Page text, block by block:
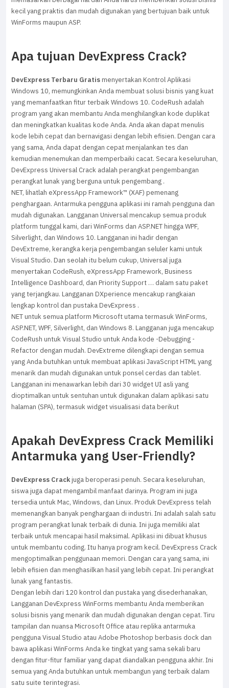
kecil yang praktis dan mudah digunakan yang bertujuan baik untuk
WinForms maupun ASP.
Apa tujuan DevExpress Crack?
DevExpress Terbaru Gratismenyertakan Kontrol Aplikasi
Windows 10, memungkinkan Anda membuat solusi bisnis yang kuat
yang memanfaatkan fitur terbaik Windows 10. CodeRush adalah
program yang akan membantu Anda menghilangkan kode duplikat
dan meningkatkan kualitas kode Anda. Anda akan dapat menulis
kode lebih cepat dan bernavigasi dengan lebih efisien. Dengan cara
yang sama, Anda dapat dengan cepat menjalankan tes dan
kemudian menemukan dan memperbaiki cacat. Secara keseluruhan,
DevExpress Universal Crack adalah perangkat pengembangan
perangkat lunak yang berguna untuk pengembang .
NET, lihatlah eXpressApp Framework™ (XAF) pemenang
penghargaan. Antarmuka pengguna aplikasi ini ramah pengguna dan
mudah digunakan. Langganan Universal mencakup semua produk
platform tunggal kami, dari WinForms dan ASP.NET hingga WPF,
Silverlight, dan Windows 10. Langganan ini hadir dengan
DevExtreme, kerangka kerja pengembangan seluler kami untuk
Visual Studio. Dan seolah itu belum cukup, Universal juga
menyertakan CodeRush, eXpressApp Framework, Business
Intelligence Dashboard, dan Priority Support … dalam satu paket
yang terjangkau. Langganan DXperience mencakup rangkaian
lengkap kontrol dan pustaka DevExpress .
NET untuk semua platform Microsoft utama termasuk WinForms,
ASP.NET, WPF, Silverlight, dan Windows 8. Langganan juga mencakup
CodeRush untuk Visual Studio untuk Anda kode -Debugging -
Refactor dengan mudah. DevExtreme dilengkapi dengan semua
yang Anda butuhkan untuk membuat aplikasi JavaScript HTML yang
menarik dan mudah digunakan untuk ponsel cerdas dan tablet.
Langganan ini menawarkan lebih dari 30 widget UI asli yang
dioptimalkan untuk sentuhan untuk digunakan dalam aplikasi satu
halaman (SPA), termasuk widget visualisasi data berikut
Apakah DevExpress Crack Memiliki
Antarmuka yang User-Friendly?
DevExpress Crackjuga beroperasi penuh. Secara keseluruhan,
siswa juga dapat mengambil manfaat darinya. Program ini juga
tersedia untuk Mac, Windows, dan Linux. Produk DevExpress telah
memenangkan banyak penghargaan di industri. Ini adalah salah satu
program perangkat lunak terbaik di dunia. Ini juga memiliki alat
terbaik untuk mencapai hasil maksimal. Aplikasi ini dibuat khusus
untuk membantu coding. Itu hanya program kecil. DevExpress Crack
mengoptimalkan penggunaan memori. Dengan cara yang sama, ini
lebih efisien dan menghasilkan hasil yang lebih cepat. Ini perangkat
lunak yang fantastis.
Dengan lebih dari 120 kontrol dan pustaka yang disederhanakan,
Langganan DevExpress WinForms membantu Anda memberikan
solusi bisnis yang menarik dan mudah digunakan dengan cepat. Tiru
tampilan dan nuansa Microsoft Office atau replika antarmuka
pengguna Visual Studio atau Adobe Photoshop berbasis dock dan
bawa aplikasi WinForms Anda ke tingkat yang sama sekali baru
dengan fitur-fitur familiar yang dapat diandalkan pengguna akhir. Ini
semua yang Anda butuhkan untuk membangun yang terbaik dalam
satu suite terintegrasi.